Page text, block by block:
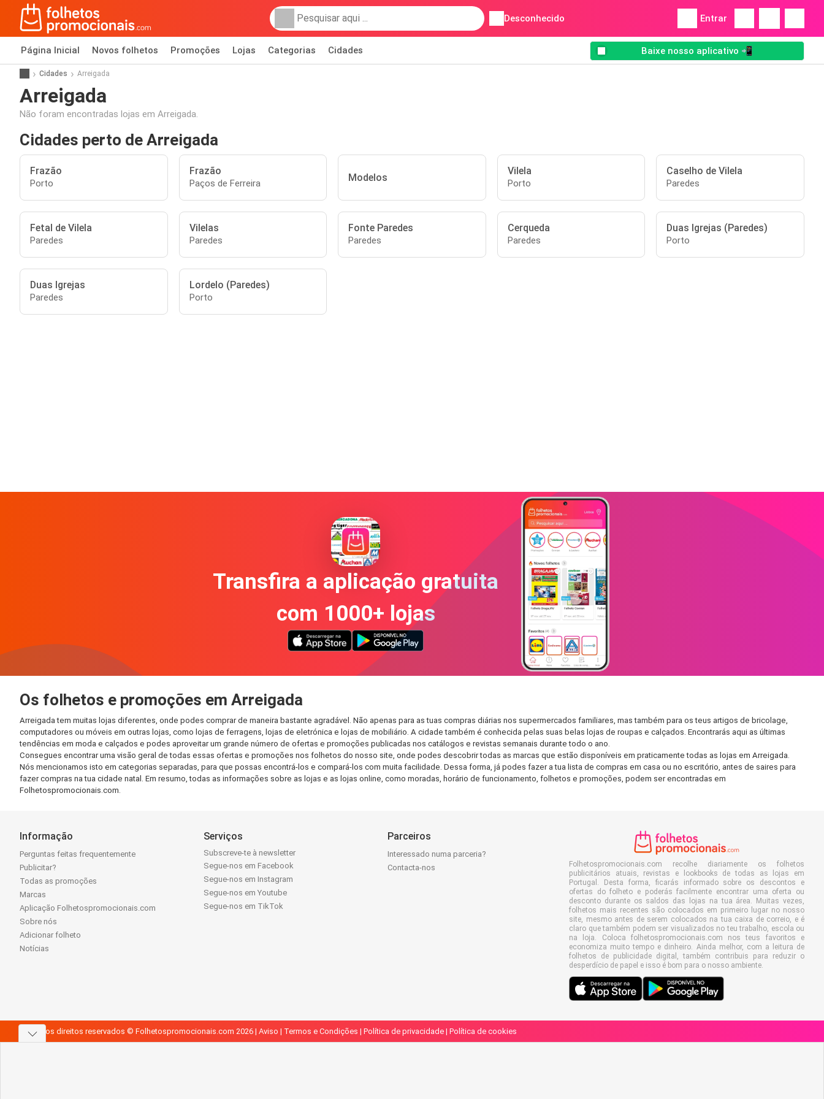
Desconhecido Entrar
Página Inicial Novos folhetos Promoções Lojas Categorias Cidades Baixe nosso aplicativo 📲
Cidades Arreigada
Arreigada
Não foram encontradas lojas em Arreigada.
Cidades perto de Arreigada
Frazão
Porto
Frazão
Paços de Ferreira Modelos
Vilela
Porto
Caselho de Vilela
Paredes
Fetal de Vilela
Paredes
Vilelas
Paredes
Fonte Paredes
Paredes
Cerqueda
Paredes
Duas Igrejas (Paredes)
Porto
Duas Igrejas
Paredes
Lordelo (Paredes)
Porto
Transfira a aplicação gratuita
com 1000+ lojas
Os folhetos e promoções em Arreigada
Arreigada tem muitas lojas diferentes, onde podes comprar de maneira bastante agradável. Não apenas para as tuas compras diárias nos supermercados familiares, mas também para os teus artigos de bricolage,
computadores ou móveis em outras lojas, como lojas de ferragens, lojas de eletrónica e lojas de mobiliário. A cidade também é conhecida pelas suas belas lojas de roupas e calçados. Encontrarás aqui as últimas
tendências em moda e calçados e podes aproveitar um grande número de ofertas e promoções publicadas nos catálogos e revistas semanais durante todo o ano.
Consegues encontrar uma visão geral de todas essas ofertas e promoções nos folhetos do nosso site, onde podes descobrir todas as marcas que estão disponíveis em praticamente todas as lojas em Arreigada.
Nós mencionamos isto em categorias separadas, para que possas encontrá-los e compará-los com muita facilidade. Dessa forma, já podes fazer a tua lista de compras em casa ou no escritório, antes de saires para
fazer compras na tua cidade natal. Em resumo, todas as informações sobre as lojas e as lojas online, como moradas, horário de funcionamento, folhetos e promoções, podem ser encontradas em
Folhetospromocionais.com.
Informação
Perguntas feitas frequentemente
Publicitar?
Todas as promoções
Marcas
Aplicação Folhetospromocionais.com
Sobre nós
Adicionar folheto
Notícias
Serviços
Subscreve-te à newsletter
Segue-nos em Facebook
Segue-nos em Instagram
Segue-nos em Youtube
Segue-nos em TikTok
Parceiros
Interessado numa parceria?
Contacta-nos
Folhetospromocionais.com recolhe diariamente os folhetos
publicitários atuais, revistas e lookbooks de todas as lojas em
Portugal. Desta forma, ficarás informado sobre os descontos e
ofertas do folheto e poderás facilmente encontrar uma oferta ou
desconto durante os saldos das lojas na tua área. Muitas vezes,
folhetos mais recentes são colocados em primeiro lugar no nosso
site, mesmo antes de serem colocados na tua caixa de correio, e é
claro que também podem ser visualizados no teu trabalho, escola ou
na loja. Coloca folhetospromocionais.com nos teus favoritos e
economiza muito tempo e dinheiro. Ainda melhor, com a leitura de
folhetos de publicidade digital, também contribuis para reduzir o
desperdício de papel e isso é bom para o nosso ambiente.
Todos os direitos reservados © Folhetospromocionais.com 2026 | Aviso | Termos e Condições | Política de privacidade | Política de cookies